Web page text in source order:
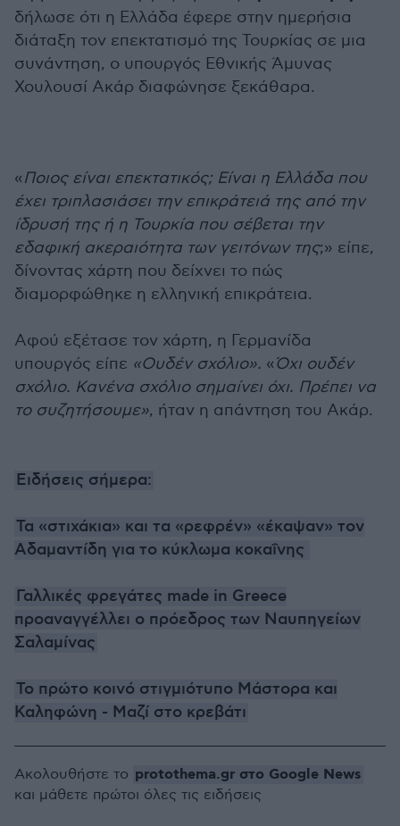
δήλωσε ότι η Ελλάδα έφερε στην ημερήσια
διάταξη τον επεκτατισμό της Τουρκίας σε μια
συνάντηση, ο υπουργός Εθνικής Άμυνας
Χουλουσί Ακάρ διαφώνησε ξεκάθαρα.
«Ποιος είναι επεκτατικός; Είναι η Ελλάδα που
έχει τριπλασιάσει την επικράτειά της από την
ίδρυσή της ή η Τουρκία που σέβεται την
εδαφική ακεραιότητα των γειτόνων της;» είπε,
δίνοντας χάρτη που δείχνει το πώς
διαμορφώθηκε η ελληνική επικράτεια.
Αφού εξέτασε τον χάρτη, η Γερμανίδα
υπουργός είπε «Ουδέν σχόλιο». «Όχι ουδέν
σχόλιο. Κανένα σχόλιο σημαίνει όχι. Πρέπει να
το συζητήσουμε», ήταν η απάντηση του Ακάρ.
Ειδήσεις σήμερα:
Τα «στιχάκια» και τα «ρεφρέν» «έκαψαν» τον
Αδαμαντίδη για το κύκλωμα κοκαΐνης
Γαλλικές φρεγάτες made in Greece
προαναγγέλλει ο πρόεδρος των Ναυπηγείων
Σαλαμίνας
Το πρώτο κοινό στιγμιότυπο Μάστορα και
Καληφώνη - Μαζί στο κρεβάτι
Ακολουθήστε το protothema.gr στο Google News
και μάθετε πρώτοι όλες τις ειδήσεις